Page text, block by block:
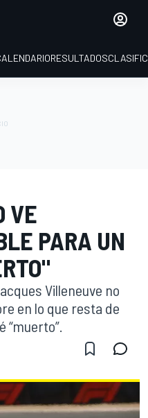
RESULTADOS
VE
PARA UN
Villeneuve no
en lo que resta de